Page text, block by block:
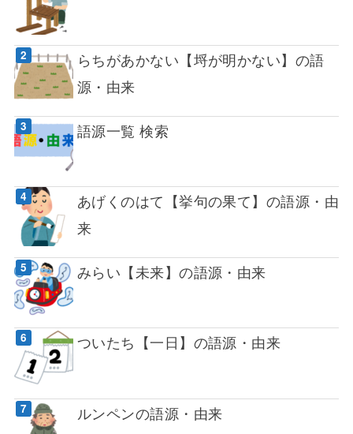
らちがあかない【埒が明かない】の語
源・由来
語源一覧 検索
あげくのはて【挙句の果て】の語源・由
来
みらい【未来】の語源・由来
ついたち【一日】の語源・由来
ルンペンの語源・由来